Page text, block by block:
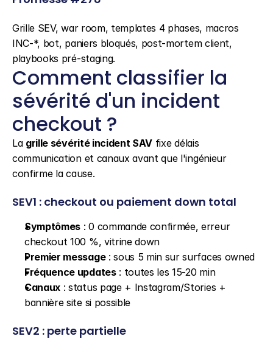
Grille SEV, war room, templates 4 phases, macros
INC-*, bot, paniers bloqués, post-mortem client,
playbooks pré-staging.
Comment classifier la
sévérité d'un incident
checkout ?
La grille sévérité incident SAV fixe délais
communication et canaux avant que l'ingénieur
confirme la cause.
SEV1 : checkout ou paiement down total
Symptômes : 0 commande confirmée, erreur
checkout 100 %, vitrine down
Premier message : sous 5 min sur surfaces owned
Fréquence updates : toutes les 15-20 min
Canaux : status page + Instagram/Stories +
bannière site si possible
SEV2 : perte partielle